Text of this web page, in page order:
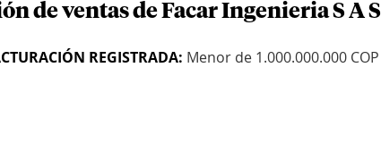
de ventas de Facar Ingenieria S A S
REGISTRADA: Menor de 1.000.000.000 COP